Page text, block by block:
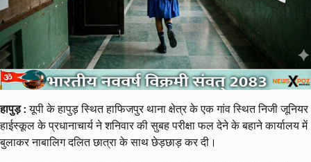
हापुड़ :यूपी के हापुड़ स्थित हाफिजपुर थाना क्षेत्र के एक गांव स्थित निजी जूनियर
हाईस्कूल के प्रधानाचार्य ने शनिवार की सुबह परीक्षा फल देने के बहाने कार्यालय में
बुलाकर नाबालिग दलित छात्रा के साथ छेड़छाड़ कर दी।